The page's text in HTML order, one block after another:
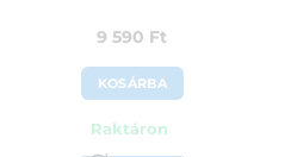
9 590 Ft
KOSÁRBA
Raktáron